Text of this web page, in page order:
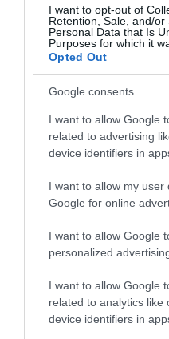
I want to opt-out of
Retention, Sale, and/or
Personal Data that Is
Purposes for which it
Opted Out
Google consents
I want to allow Google
related to advertising
device identifiers in
I want to allow my user
Google for online
I want to allow Google
personalized
I want to allow Google
related to analytics like
device identifiers in
HÍREK
PHEV
2026.
2026.
„NEM
2026.
ÚJ
2026.